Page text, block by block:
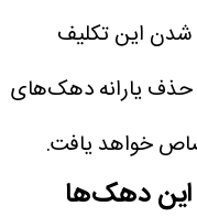
شدن این تکلیف
حذف یارانه دهک‌های
خواهد یافت.
این دهک‌ها